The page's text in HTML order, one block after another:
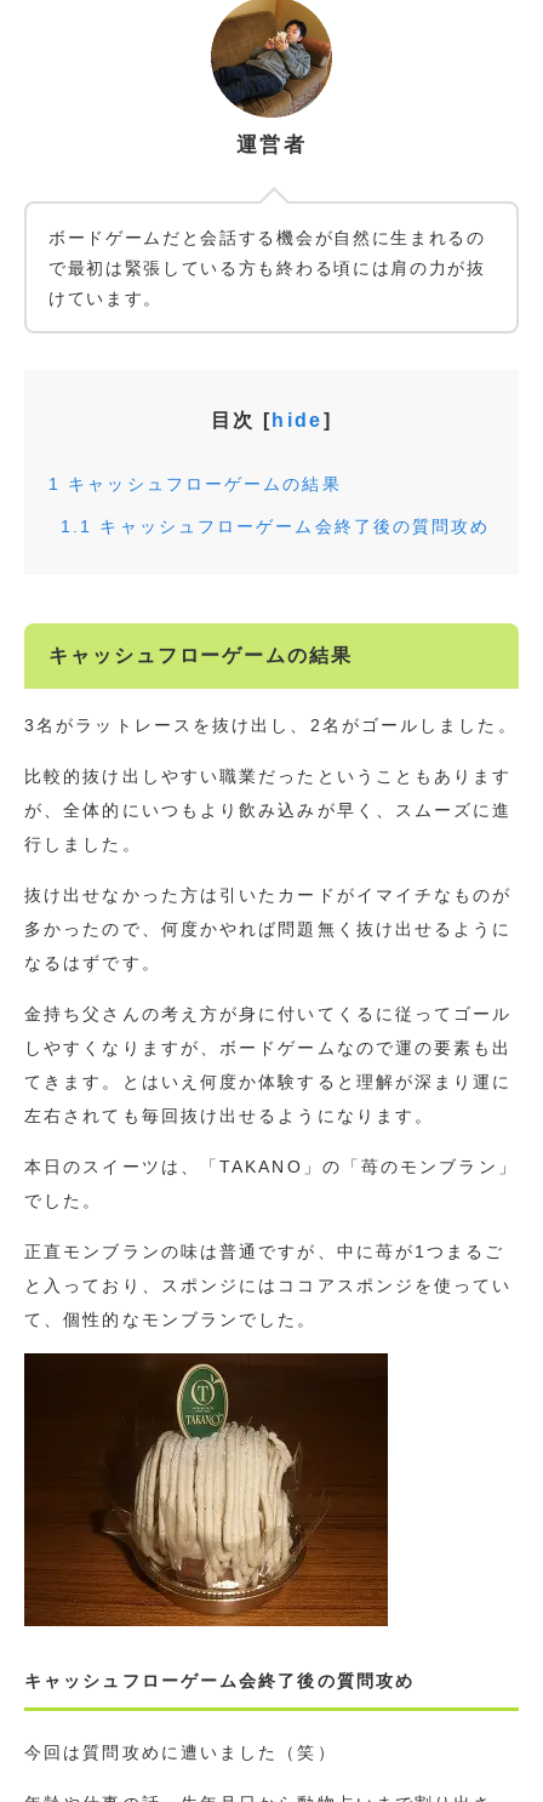
運営者
ボードゲームだと会話する機会が自然に生まれるの
で最初は緊張している方も終わる頃には肩の力が抜
けています。
目次 [ hide]
1 キャッシュフローゲームの結果
1.1 キャッシュフローゲーム会終了後の質問攻め
キャッシュフローゲームの結果
3名がラットレースを抜け出し、2名がゴールしました。
比較的抜け出しやすい職業だったということもあります
が、全体的にいつもより飲み込みが早く、スムーズに進
行しました。
抜け出せなかった方は引いたカードがイマイチなものが
多かったので、何度かやれば問題無く抜け出せるように
なるはずです。
金持ち父さんの考え方が身に付いてくるに従ってゴール
しやすくなりますが、ボードゲームなので運の要素も出
てきます。とはいえ何度か体験すると理解が深まり運に
左右されても毎回抜け出せるようになります。
本日のスイーツは、「TAKANO」の「苺のモンブラン」
でした。
正直モンブランの味は普通ですが、中に苺が1つまるご
と入っており、スポンジにはココアスポンジを使ってい
て、個性的なモンブランでした。
キャッシュフローゲーム会終了後の質問攻め
今回は質問攻めに遭いました（笑）